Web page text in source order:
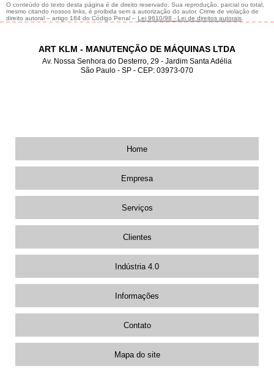
O conteúdo do texto desta página é de direito reservado. Sua reprodução, parcial ou total,
mesmo citando nossos links, é proibida sem a autorização do autor. Crime de violação de
direito autoral – artigo 184 do Código Penal – Lei 9610/98 - Lei de direitos autorais
ART KLM - MANUTENÇÃO DE MÁQUINAS LTDA
Av. Nossa Senhora do Desterro, 29 - Jardim Santa Adélia
São Paulo - SP - CEP: 03973-070
Home
Empresa
Serviços
Clientes
Indústria 4.0
Informações
Contato
Mapa do site